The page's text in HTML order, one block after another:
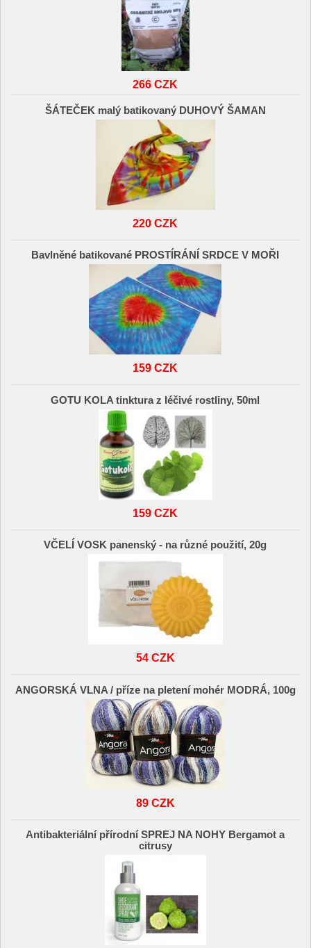
266 CZK
ŠÁTEČEK malý batikovaný DUHOVÝ ŠAMAN
220 CZK
Bavlněné batikované PROSTÍRÁNÍ SRDCE V MOŘI
159 CZK
GOTU KOLA tinktura z léčivé rostliny, 50ml
159 CZK
VČELÍ VOSK panenský - na různé použití, 20g
54 CZK
ANGORSKÁ VLNA / příze na pletení mohér MODRÁ, 100g
89 CZK
Antibakteriální přírodní SPREJ NA NOHY Bergamot a
citrusy